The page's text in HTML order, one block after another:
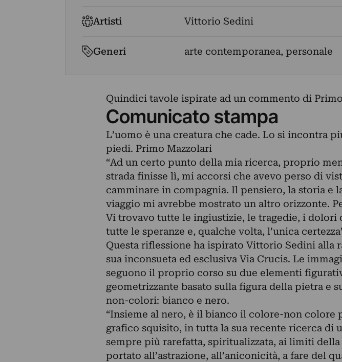
Artisti Vittorio Sedini
Generi arte contemporanea, personale
Quindici tavole ispirate ad un commento di
Comunicato stampa
L’uomo è una creatura che cade. Lo si incontra
piedi. Primo Mazzolari
“Ad un certo punto della mia ricerca, proprio
strada finisse lì, mi accorsi che avevo perso di
camminare in compagnia. Il pensiero, la storia e
viaggio mi avrebbe mostrato un altro orizzonte.
Vi trovavo tutte le ingiustizie, le tragedie, i dolori
tutte le speranze e, qualche volta, l’unica
Questa riflessione ha ispirato Vittorio Sedini alla
sua inconsueta ed esclusiva Via Crucis. Le
seguono il proprio corso su due elementi
geometrizzante basato sulla figura della pietra e
non-colori: bianco e nero.
“Insieme al nero, è il bianco il colore-non colore
grafico squisito, in tutta la sua recente ricerca di
sempre più rarefatta, spiritualizzata, ai limiti
portato all’astrazione, all’aniconicità, a fare del